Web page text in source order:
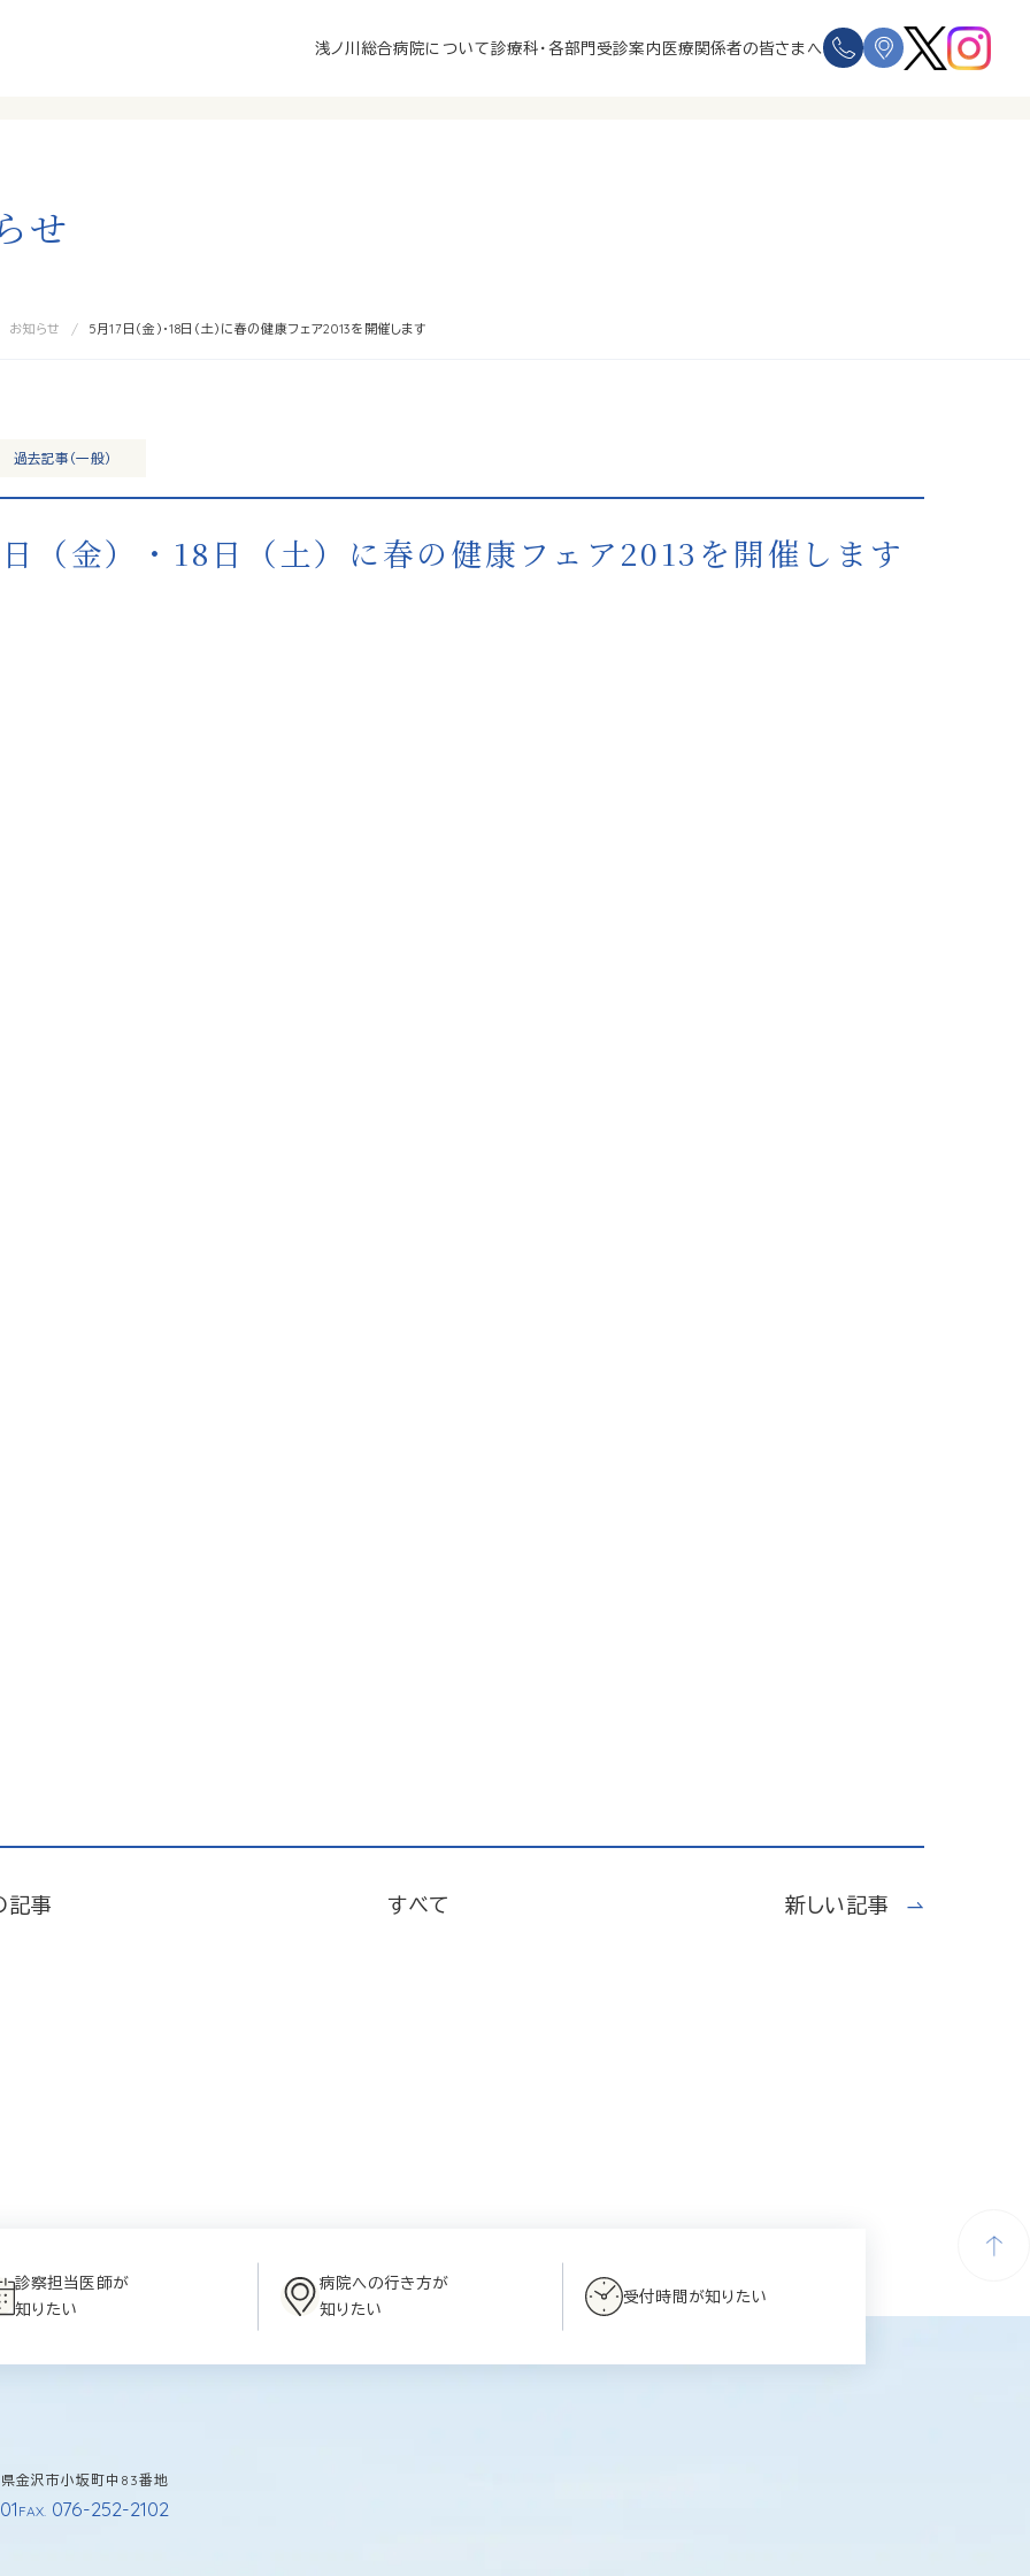
浅ノ川総合病院について診療科・各部門受診案内医療関係者の皆さまへ
せ
お知らせ 5月17日（金）・18日（土）に春の健康フェア2013を開催します
過去記事（一般）
（金）・18日（土）に春の健康フェア2013を開催します
記事 すべて 新しい記事
診察担当医師が
知りたい
病院への行き方が
知りたい
受付時間が知りたい
金沢市小坂町中83番地
FAX. 076-252-2102